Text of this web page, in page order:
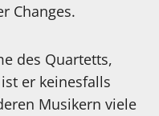
Changes.
des Quartetts,
er keinesfalls
Musikern viele